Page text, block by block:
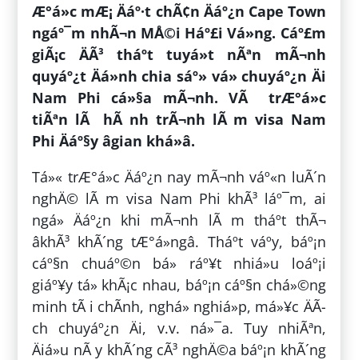
Æ°á»c mÆ¡ Äáº·t chÃ¢n Äáº¿n Cape Town
ngáº¯m nhÃ¬n MÅ©i Háº£i Vá»ng. Cáº£m
giÃ¡c ÄÃ³ tháº­t tuyá»t nÃªn mÃ¬nh
quyáº¿t Äá»nh chia sáº» vá» chuyáº¿n Äi
Nam Phi cá»§a mÃ¬nh. VÃ trÆ°á»c
tiÃªn lÃ hÃ nh trÃ¬nh lÃ m visa Nam
Phi Äáº§y âgian khá»â.
Tá»« trÆ°á»c Äáº¿n nay mÃ¬nh váº«n luÃ´n
nghÄ© lÃ m visa Nam Phi khÃ³ láº¯m, ai
ngá» Äáº¿n khi mÃ¬nh lÃ m tháº­t thÃ¬
âkhÃ³ khÃ´ng tÆ°á»ngâ. Tháº­t váº­y, báº¡n
cáº§n chuáº©n bá» ráº¥t nhiá»u loáº¡i
giáº¥y tá» khÃ¡c nhau, báº¡n cáº§n chá»©ng
minh tÃ i chÃ­nh, nghá» nghiá»p, má»¥c ÄÃ­
ch chuyáº¿n Äi, v.v. ná»¯a. Tuy nhiÃªn,
Äiá»u nÃ y khÃ´ng cÃ³ nghÄ©a báº¡n khÃ´ng